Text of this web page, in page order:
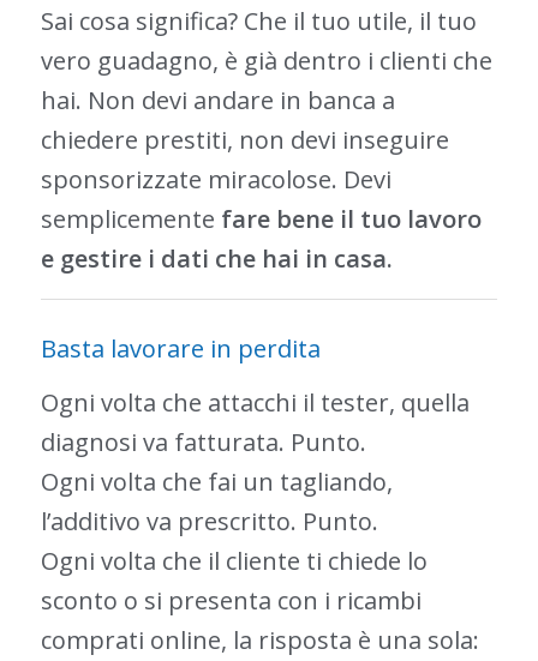
Sai cosa significa? Che il tuo utile, il tuo
vero guadagno, è già dentro i clienti che
hai. Non devi andare in banca a
chiedere prestiti, non devi inseguire
sponsorizzate miracolose. Devi
semplicemente fare bene il tuo lavoro
e gestire i dati che hai in casa.
Basta lavorare in perdita
Ogni volta che attacchi il tester, quella
diagnosi va fatturata. Punto.
Ogni volta che fai un tagliando,
l’additivo va prescritto. Punto.
Ogni volta che il cliente ti chiede lo
sconto o si presenta con i ricambi
comprati online, la risposta è una sola: